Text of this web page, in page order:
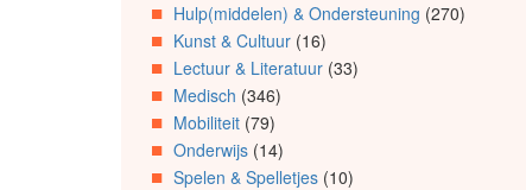
Organisaties
Spring
naar
Social
media
Hulp(middelen) & Ondersteuning (270)
Kunst & Cultuur(16)
Lectuur & Literatuur(33)
Medisch (346)
Mobiliteit(79)
Onderwijs(14)
Spelen & Spelletjes(10)